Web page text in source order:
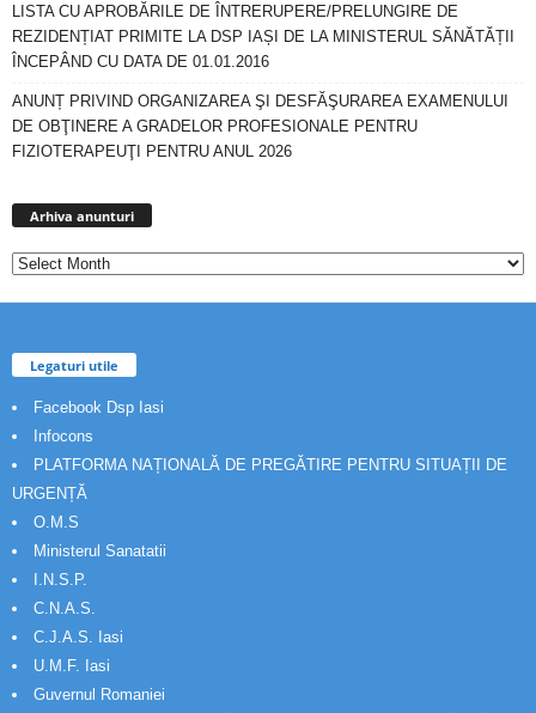
LISTA CU APROBĂRILE DE ÎNTRERUPERE/PRELUNGIRE DE
REZIDENȚIAT PRIMITE LA DSP IAȘI DE LA MINISTERUL SĂNĂTĂȚII
ÎNCEPÂND CU DATA DE 01.01.2016
ANUNȚ PRIVIND ORGANIZAREA ŞI DESFĂŞURAREA EXAMENULUI
DE OBŢINERE A GRADELOR PROFESIONALE PENTRU
FIZIOTERAPEUŢI PENTRU ANUL 2026
Arhiva anunturi
Legaturi utile
Facebook Dsp Iasi
Infocons
PLATFORMA NAȚIONALĂ DE PREGĂTIRE PENTRU SITUAȚII DE
URGENȚĂ
O.M.S
Ministerul Sanatatii
I.N.S.P.
C.N.A.S.
C.J.A.S. Iasi
U.M.F. Iasi
Guvernul Romaniei